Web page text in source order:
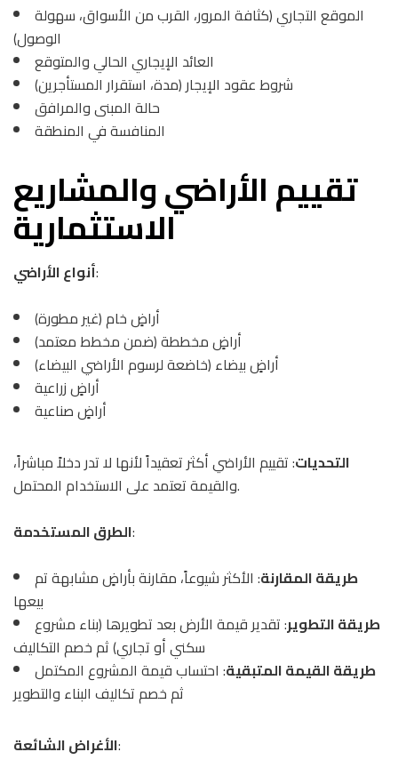
الموقع التجاري (كثافة المرور، القرب من الأسواق، سهولة
الوصول)
العائد الإيجاري الحالي والمتوقع
شروط عقود الإيجار (مدة، استقرار المستأجرين)
حالة المبنى والمرافق
المنافسة في المنطقة
تقييم الأراضي والمشاريع
الاستثمارية
أنواع الأراضي:
أراضٍ خام (غير مطورة)
أراضٍ مخططة (ضمن مخطط معتمد)
أراضٍ بيضاء (خاضعة لرسوم الأراضي البيضاء)
أراضٍ زراعية
أراضٍ صناعية
التحديات: تقييم الأراضي أكثر تعقيداً لأنها لا تدر دخلاً مباشراً،
والقيمة تعتمد على الاستخدام المحتمل.
الطرق المستخدمة:
طريقة المقارنة: الأكثر شيوعاً، مقارنة بأراضٍ مشابهة تم
بيعها
طريقة التطوير: تقدير قيمة الأرض بعد تطويرها (بناء مشروع
سكني أو تجاري) ثم خصم التكاليف
طريقة القيمة المتبقية: احتساب قيمة المشروع المكتمل
ثم خصم تكاليف البناء والتطوير
الأغراض الشائعة: